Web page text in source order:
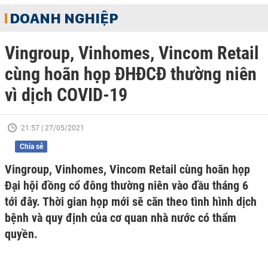
DOANH NGHIỆP
Vingroup, Vinhomes, Vincom Retail
cùng hoãn họp ĐHĐCĐ thường niên
vì dịch COVID-19
21:57 | 27/05/2021
Chia sẻ
Vingroup, Vinhomes, Vincom Retail cùng hoãn họp
Đại hội đồng cổ đông thường niên vào đầu tháng 6
tới đây. Thời gian họp mới sẽ căn theo tình hình dịch
bệnh và quy định của cơ quan nhà nước có thẩm
quyền.